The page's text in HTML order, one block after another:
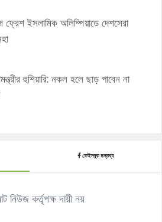
ইসলামিক অলিম্পিয়াডে দেশসেরা
হুশিয়ারি: নকল হলে ছাড় পাবেন না
ফেইসবুক মন্তব্য
নিউজ কর্তৃপক্ষ দায়ী নয়